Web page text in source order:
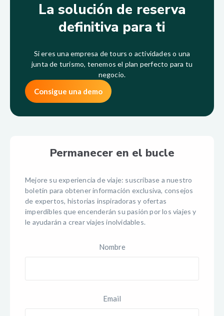
La solución de reserva
definitiva para ti
Si eres una empresa de tours o actividades o una
junta de turismo, tenemos el plan perfecto para tu
negocio.
Consigue una demo
Permanecer en el bucle
Mejore su experiencia de viaje: suscríbase a nuestro
boletín para obtener información exclusiva, consejos
de expertos, historias inspiradoras y ofertas
imperdibles que encenderán su pasión por los viajes y
le ayudarán a crear viajes inolvidables.
Nombre
Email